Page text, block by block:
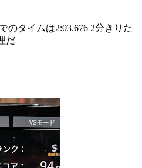
のタイムは2:03.676 2分きりた
だ